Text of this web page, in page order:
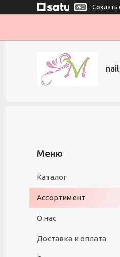
Создать
Каталог
Ассортимент
О нас
Доставка и оплата